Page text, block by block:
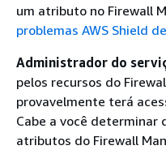
um atributo no Firewall
problemas AWS Shield
Administrador do
pelos recursos do
provavelmente terá
Cabe a você determinar
atributos do Firewall